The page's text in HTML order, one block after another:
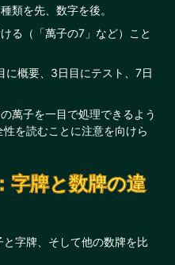
類を先、数字を後。
る（「萬子の7」など）こと
に概要、3日目にテスト、7日
萬子を一目で処理できるよう
を読むことに注意を向けら
字牌と数牌の違
字牌、そして他の数牌を比